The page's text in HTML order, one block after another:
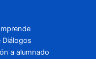
Diálogos
a alumnado